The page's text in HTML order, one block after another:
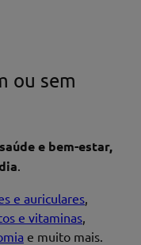
ou sem
e bem-estar,
.
e auriculares,
e vitaminas,
e muito mais.